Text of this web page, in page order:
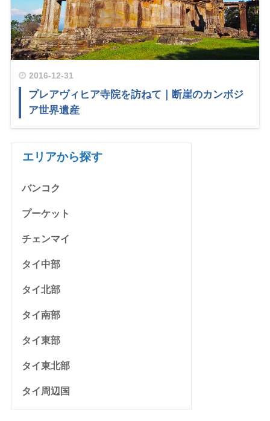
2016-12-31
プレアヴィヒア寺院を訪ねて｜断崖のカンボジ
ア世界遺産
エリアから探す
バンコク
プーケット
チェンマイ
タイ中部
タイ北部
タイ南部
タイ東部
タイ東北部
タイ周辺国